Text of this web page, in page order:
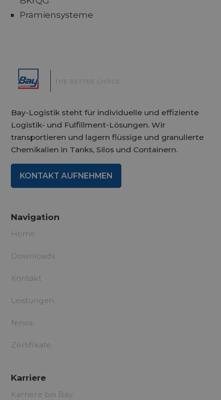
Prämiensysteme
| THE BETTER CHOICE
Bay-Logistik steht für individuelle und effiziente
Logistik- und Fulfillment-Lösungen. Wir
transportieren und lagern flüssige und granulierte
Chemikalien in Tanks, Silos und Containern.
KONTAKT AUFNEHMEN
Navigation
Home
Downloads
Kontakt
Leistungen
News
Zertifikate
Karriere
Karriere bei Bay